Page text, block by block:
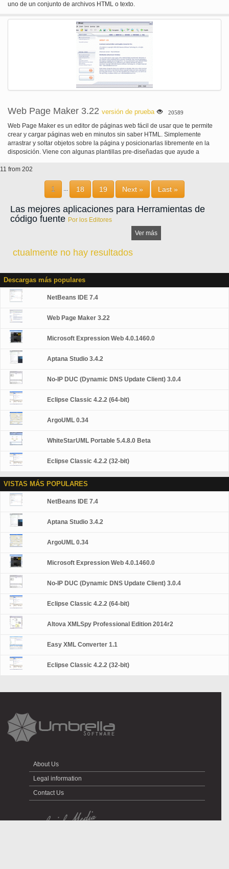
uno de un conjunto de archivos HTML o texto.
Web Page Maker 3.22 versión de prueba 20589
Web Page Maker es un editor de páginas web fácil de usar que te permite
crear y cargar páginas web en minutos sin saber HTML. Simplemente
arrastrar y soltar objetos sobre la página y posicionarlas libremente en la
disposición. Viene con algunas plantillas pre-diseñadas que ayude a
pueden ser insertados en la página.
11 from 202
1 ... 18 19 Next » Last »
Las mejores aplicaciones para Herramientas de
código fuente Por los Editores
Ver más
ctualmente no hay resultados
Descargas más populares
NetBeans IDE 7.4
Web Page Maker 3.22
Microsoft Expression Web 4.0.1460.0
Aptana Studio 3.4.2
No-IP DUC (Dynamic DNS Update Client) 3.0.4
Eclipse Classic 4.2.2 (64-bit)
ArgoUML 0.34
WhiteStarUML Portable 5.4.8.0 Beta
Eclipse Classic 4.2.2 (32-bit)
VISTAS MÁS POPULARES
NetBeans IDE 7.4
Aptana Studio 3.4.2
ArgoUML 0.34
Microsoft Expression Web 4.0.1460.0
No-IP DUC (Dynamic DNS Update Client) 3.0.4
Eclipse Classic 4.2.2 (64-bit)
Altova XMLSpy Professional Edition 2014r2
Easy XML Converter 1.1
Eclipse Classic 4.2.2 (32-bit)
About Us
Legal information
Contact Us